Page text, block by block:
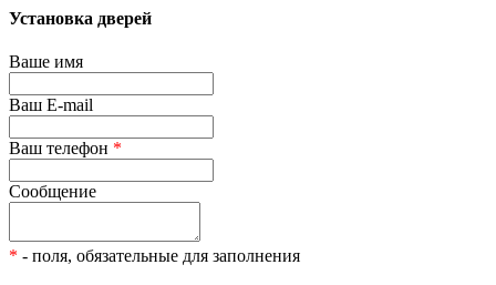
Установка дверей
Ваше имя
Ваш E-mail
Ваш телефон *
Сообщение
* - поля, обязательные для заполнения